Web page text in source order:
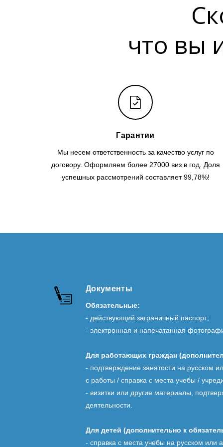
что вы
Гарантии
Мы несем ответственность за качество услуг по
договору. Оформляем более 27000 виз в год. Доля
успешных рассмотрений составляет 99,78%!
Документы
Обязательные:
- действующий заграничный паспорт;
- электронная и напечатанная
Для работающих граждан
- подтверждение занятости на русском
с работы / справка с места учебы /
- визитки или другие материалы,
деятельности.
Для детей (дополнительно к
- справка с места учебы на русском или